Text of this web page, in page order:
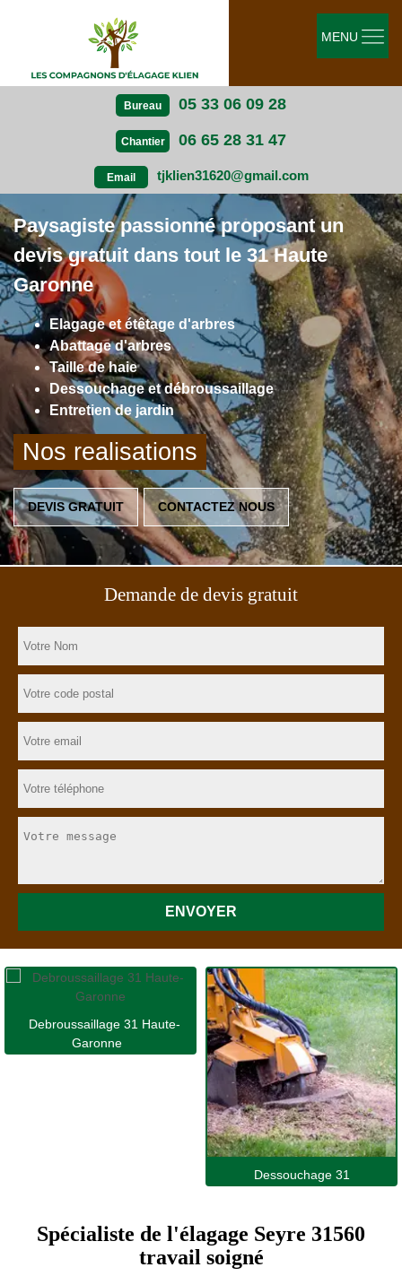
Bureau 05 33 06 09 28
Chantier 06 65 28 31 47
Email tjklien31620@gmail.com
MENU
Paysagiste passionné proposant un
devis gratuit dans tout le 31 Haute
Garonne
Elagage et étêtage d'arbres
Abattage d'arbres
Taille de haie
Dessouchage et débroussaillage
Entretien de jardin
Nos realisations
DEVIS GRATUIT CONTACTEZ NOUS
Demande de devis gratuit
Debroussaillage 31 Haute-
Garonne
Dessouchage 31
Spécialiste de l'élagage Seyre 31560
travail soigné